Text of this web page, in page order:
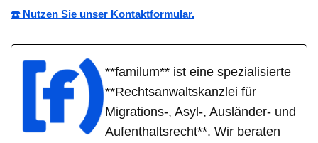
☎️ Nutzen Sie unser Kontaktformular.
**familum** ist eine spezialisierte
**Rechtsanwaltskanzlei für
Migrations-, Asyl-, Ausländer- und
Aufenthaltsrecht**. Wir beraten